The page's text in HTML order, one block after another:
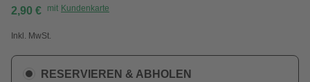
2,90 € mit Kundenkarte
Inkl. MwSt.
RESERVIEREN & ABHOLEN